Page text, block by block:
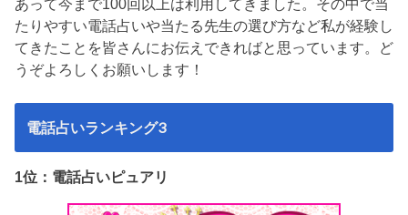
あって今まで100回以上は利用してきました。その中で当
たりやすい電話占いや当たる先生の選び方など私が経験し
てきたことを皆さんにお伝えできればと思っています。ど
うぞよろしくお願いします！
電話占いランキング3
1位：電話占いピュアリ